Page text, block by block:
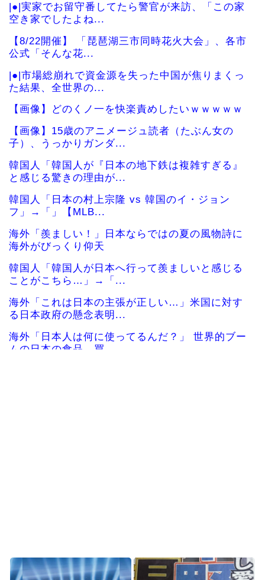
|●|実家でお留守番してたら警官が来訪、「この家
空き家でしたよね...
【8/22開催】 「琵琶湖三市同時花火大会」、各市
公式「そんな花...
|●|市場総崩れで資金源を失った中国が焦りまくっ
た結果、全世界の...
【画像】どのくノ一を快楽責めしたいｗｗｗｗｗ
【画像】15歳のアニメージュ読者（たぶん女の
子）、うっかりガンダ...
韓国人「韓国人が『日本の地下鉄は複雑すぎる』
と感じる驚きの理由が...
韓国人「日本の村上宗隆 vs 韓国のイ・ジョン
フ」→「」【MLB...
海外「羨ましい！」日本ならではの夏の風物詩に
海外がびっくり仰天
韓国人「韓国人が日本へ行って羨ましいと感じる
ことがこちら…」→「...
海外「これは日本の主張が正しい…」米国に対す
る日本政府の懸念表明...
海外「日本人は何に使ってるんだ？」 世界的ブー
ムの日本の食品、買...
Powered by livedoor 相互RSS